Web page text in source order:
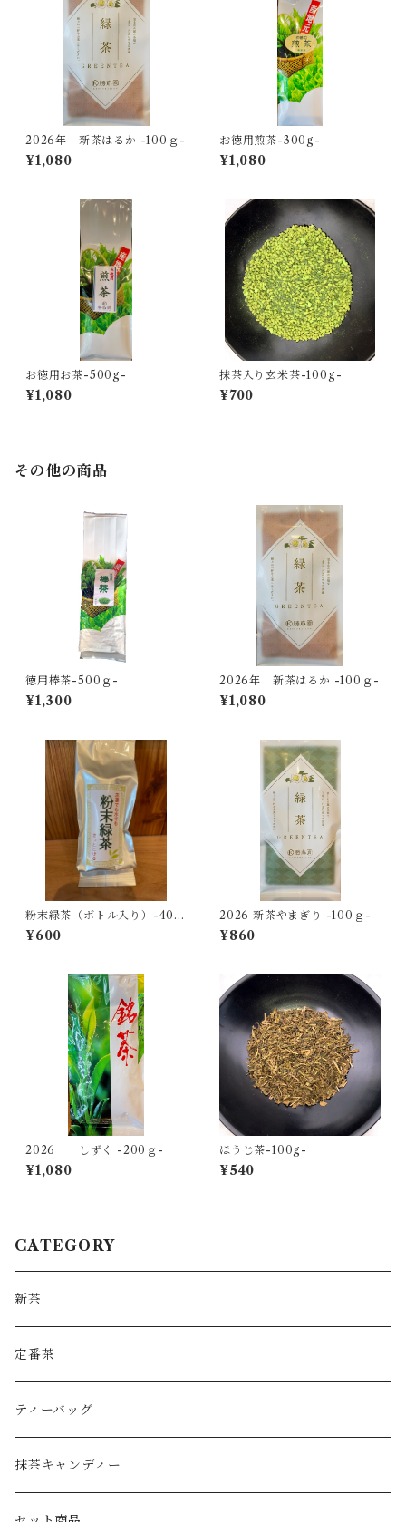
2026年 新茶はるか -100ｇ-
¥1,080
お徳用煎茶-300g-
¥1,080
お徳用お茶-500g-
¥1,080
抹茶入り玄米茶-100g-
¥700
その他の商品
徳用棒茶-500ｇ-
¥1,300
2026年 新茶はるか -100ｇ-
¥1,080
粉末緑茶（ボトル入り）-40g
-
¥600
2026 新茶やまぎり -100ｇ-
¥860
2026 しずく -200ｇ-
¥1,080
ほうじ茶-100g-
¥540
CATEGORY
新茶
定番茶
ティーバッグ
抹茶キャンディー